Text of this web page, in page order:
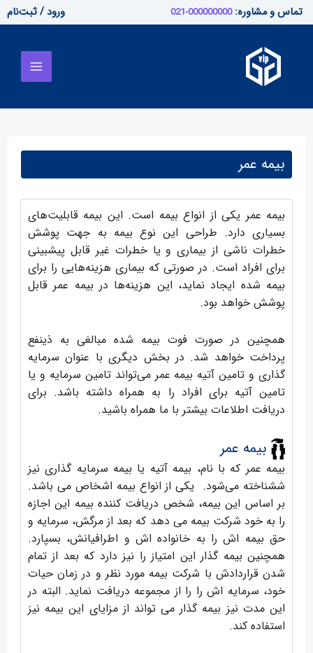
پرش
به
تماس و مشاوره:000000000-021 ورود / ثبت‌نام
Menu
بیمه عمر
بیمه عمر یکی از انواع بیمه است. این بیمه قابلیت‌های
بسیاری دارد. طراحی این نوع بیمه‌ به جهت پوشش
خطرات ناشی از بیماری و یا خطرات غیر قابل پیشبینی
برای افراد است. در صورتی که بیماری هزینه‌هایی را برای
بیمه شده ایجاد نماید، این هزینه‌ها در بیمه عمر قابل
پوشش خواهد بود.
همچنین در صورت فوت بیمه شده مبالغی به ذینفع
پرداخت خواهد شد. در بخش دیگری با عنوان سرمایه
گذاری و تامین آتیه بیمه عمر می‌تواند تامین سرمایه و یا
تامین آتیه برای افراد را به همراه داشته باشد. برای
دریافت اطلاعات بیشتر با ما همراه باشید.
بیمه عمر
بیمه عمر که با نام، بیمه آتیه یا بیمه سرمایه گذاری نیز
ششناخته می‌شود. یکی از انواع بیمه اشخاص می باشد.
بر اساس این بیمه، شخص دریافت کننده بیمه این اجازه
را به خود شرکت بیمه می دهد که بعد از مرگش، سرمایه و
حق بیمه اش را به خانواده اش و اطرافیانش، بسپارد.
همچنین بیمه گذار این امتیاز را نیز دارد که بعد از تمام
شدن قراردادش با شرکت بیمه مورد نظر و در زمان حیات
خود، سرمایه اش را را از مجموعه دریافت نماید. البته در
این مدت نیز بیمه گذار می تواند از مزایای این بیمه نیز
استفاده کند.